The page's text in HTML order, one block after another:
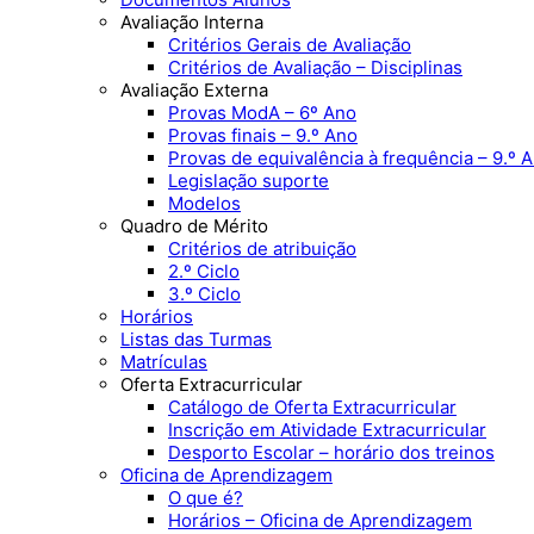
Avaliação Interna
Critérios Gerais de Avaliação
Critérios de Avaliação – Disciplinas
Avaliação Externa
Provas ModA – 6º Ano
Provas finais – 9.º Ano
Provas de equivalência à frequência – 9.º
Legislação suporte
Modelos
Quadro de Mérito
Critérios de atribuição
2.º Ciclo
3.º Ciclo
Horários
Listas das Turmas
Matrículas
Oferta Extracurricular
Catálogo de Oferta Extracurricular
Inscrição em Atividade Extracurricular
Desporto Escolar – horário dos treinos
Oficina de Aprendizagem
O que é?
Horários – Oficina de Aprendizagem